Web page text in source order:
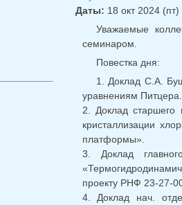
Даты: 18 окт 2024 (пт)
Уважаемые
семинаром.
Повестка дня:
1. Доклад С.А.
уравнениям Питцера.
2. Доклад старшего
кристаллизации
платформы».
3. Доклад
проекту РНФ 23-27-
4. Доклад нач.